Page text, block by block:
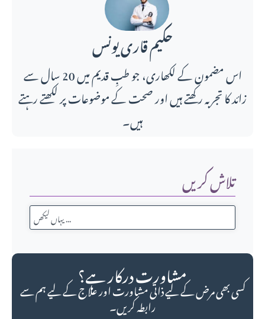
تلاش کریں
مشاورت درکار ہے؟
کسی بھی مرض کے لیے ذاتی مشاورت اور علاج کے لیے ہم سے
رابطہ کریں۔
حکیم قاری یونس
اس مضمون کے لکھاری، جو طبِ قدیم میں 20 سال سے
زائد کا تجربہ رکھتے ہیں اور صحت کے موضوعات پر لکھتے رہتے
ہیں۔